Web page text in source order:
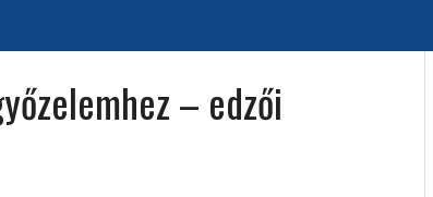
– edzői